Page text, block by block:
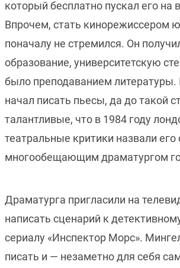
который бесплатно пускал его на
Впрочем, стать кинорежиссером
поначалу не стремился. Он
образование, университетскую
было преподаванием
начал писать пьесы, да до такой
талантливые, что в 1984 году
театральные критики назвали
многообещающим драматургом
Драматурга пригласили на
написать сценарий к
сериалу «Инспектор Морс».
писать и — незаметно для себя